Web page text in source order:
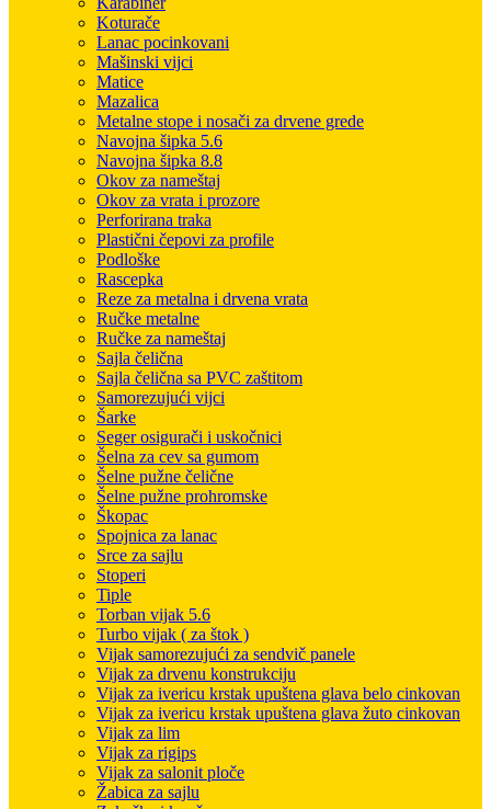
Koturače
Lanac pocinkovani
Mašinski vijci
Matice
Mazalica
Metalne stope i nosači za drvene grede
Navojna šipka 5.6
Navojna šipka 8.8
Okov za nameštaj
Okov za vrata i prozore
Perforirana traka
Plastični čepovi za profile
Podloške
Rascepka
Reze za metalna i drvena vrata
Ručke metalne
Ručke za nameštaj
Sajla čelična
Sajla čelična sa PVC zaštitom
Samorezujući vijci
Šarke
Seger osigurači i uskočnici
Šelna za cev sa gumom
Šelne pužne čelične
Šelne pužne prohromske
Škopac
Spojnica za lanac
Srce za sajlu
Stoperi
Tiple
Torban vijak 5.6
Turbo vijak ( za štok )
Vijak samorezujući za sendvič panele
Vijak za drvenu konstrukciju
Vijak za ivericu krstak upuštena glava belo cinkovan
Vijak za ivericu krstak upuštena glava žuto cinkovan
Vijak za lim
Vijak za rigips
Vijak za salonit ploče
Žabica za sajlu